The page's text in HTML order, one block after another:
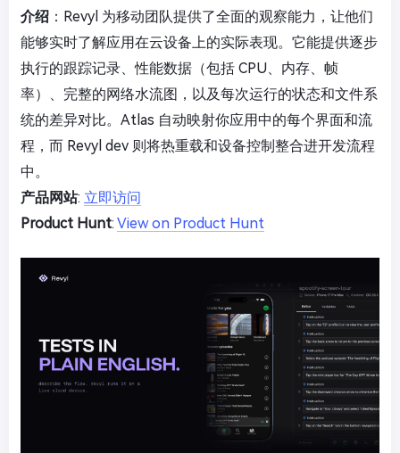
介绍 ：Revyl 为移动团队提供了全面的观察能力，让他们
能够实时了解应用在云设备上的实际表现。它能提供逐步
执行的跟踪记录、性能数据（包括 CPU、内存、帧
率）、完整的网络水流图，以及每次运行的状态和文件系
统的差异对比。Atlas 自动映射你应用中的每个界面和流
程，而 Revyl dev 则将热重载和设备控制整合进开发流程
中。
产品网站: 立即访问
Product Hunt: View on Product Hunt